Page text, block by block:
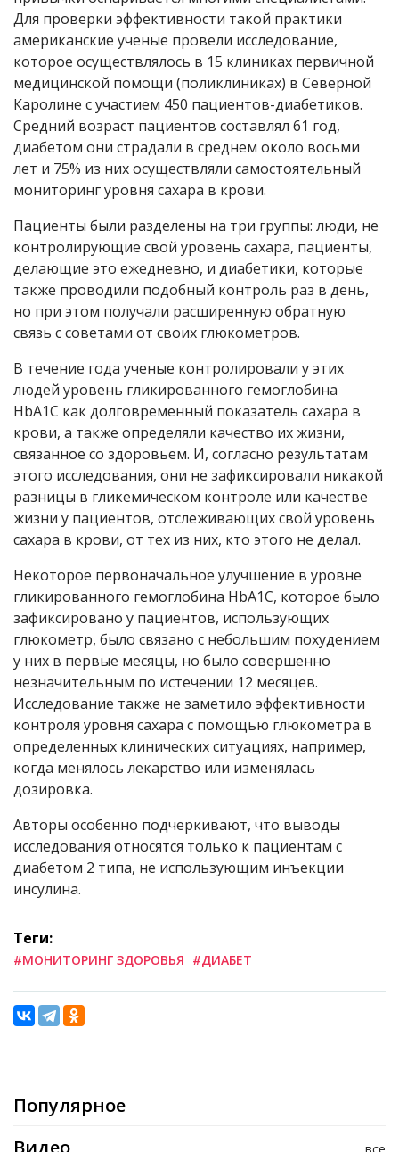
Для проверки эффективности такой практики
американские ученые провели исследование,
которое осуществлялось в 15 клиниках первичной
медицинской помощи (поликлиниках) в Северной
Каролине с участием 450 пациентов-диабетиков.
Средний возраст пациентов составлял 61 год,
диабетом они страдали в среднем около восьми
лет и 75% из них осуществляли самостоятельный
мониторинг уровня сахара в крови.
Пациенты были разделены на три группы: люди, не
контролирующие свой уровень сахара, пациенты,
делающие это ежедневно, и диабетики, которые
также проводили подобный контроль раз в день,
но при этом получали расширенную обратную
связь с советами от своих глюкометров.
В течение года ученые контролировали у этих
людей уровень гликированного гемоглобина
HbA1C как долговременный показатель сахара в
крови, а также определяли качество их жизни,
связанное со здоровьем. И, согласно результатам
этого исследования, они не зафиксировали никакой
разницы в гликемическом контроле или качестве
жизни у пациентов, отслеживающих свой уровень
сахара в крови, от тех из них, кто этого не делал.
Некоторое первоначальное улучшение в уровне
гликированного гемоглобина HbA1C, которое было
зафиксировано у пациентов, использующих
глюкометр, было связано с небольшим похудением
у них в первые месяцы, но было совершенно
незначительным по истечении 12 месяцев.
Исследование также не заметило эффективности
контроля уровня сахара с помощью глюкометра в
определенных клинических ситуациях, например,
когда менялось лекарство или изменялась
дозировка.
Авторы особенно подчеркивают, что выводы
исследования относятся только к пациентам с
диабетом 2 типа, не использующим инъекции
инсулина.
Теги:
#МОНИТОРИНГ ЗДОРОВЬЯ #ДИАБЕТ
Популярное